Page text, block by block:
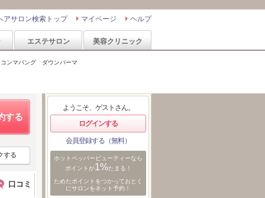
ヘルプ
マイページ
アサロン検索トップ
エステサロン 美容クリニック
ンマバング ダウンパーマ
する
する
口コミ
ようこそ、ゲストさん。
ログインする
会員登録する（無料）
ホットペッパービューティーなら
ポイントが1%たまる！
ためたポイントをつかっておとく
にサロンをネット予約！